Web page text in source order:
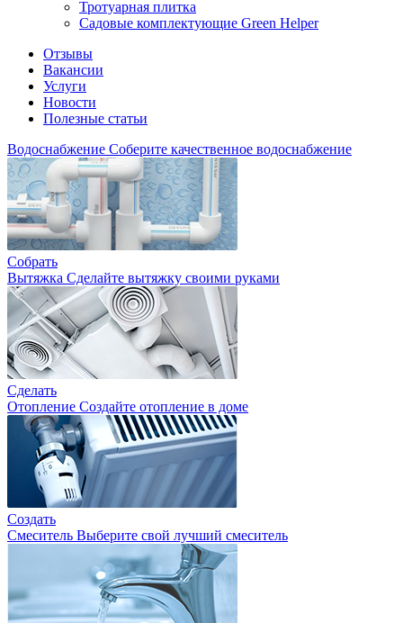
Тротуарная плитка
Садовые комплектующие Green Helper
Отзывы
Вакансии
Услуги
Новости
Полезные статьи
Водоснабжение Соберите качественное водоснабжение
Собрать
Вытяжка Сделайте вытяжку своими руками
Сделать
Отопление Создайте отопление в доме
Создать
Смеситель Выберите свой лучший смеситель